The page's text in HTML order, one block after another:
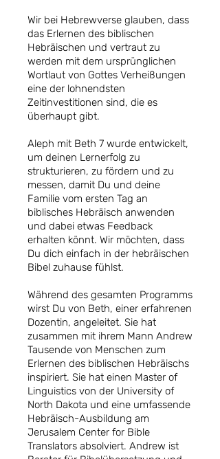
Wir bei Hebrewverse glauben, dass
das Erlernen des biblischen
Hebräischen und vertraut zu
werden mit dem ursprünglichen
Wortlaut von Gottes Verheißungen
eine der lohnendsten
Zeitinvestitionen sind, die es
überhaupt gibt.
Aleph mit Beth 7 wurde entwickelt,
um deinen Lernerfolg zu
strukturieren, zu fördern und zu
messen, damit Du und deine
Familie vom ersten Tag an
biblisches Hebräisch anwenden
und dabei etwas Feedback
erhalten könnt. Wir möchten, dass
Du dich einfach in der hebräischen
Bibel zuhause fühlst.
Während des gesamten Programms
wirst Du von Beth, einer erfahrenen
Dozentin, angeleitet. Sie hat
zusammen mit ihrem Mann Andrew
Tausende von Menschen zum
Erlernen des biblischen Hebräischs
inspiriert. Sie hat einen Master of
Linguistics von der University of
North Dakota und eine umfassende
Hebräisch-Ausbildung am
Jerusalem Center for Bible
Translators absolviert. Andrew ist